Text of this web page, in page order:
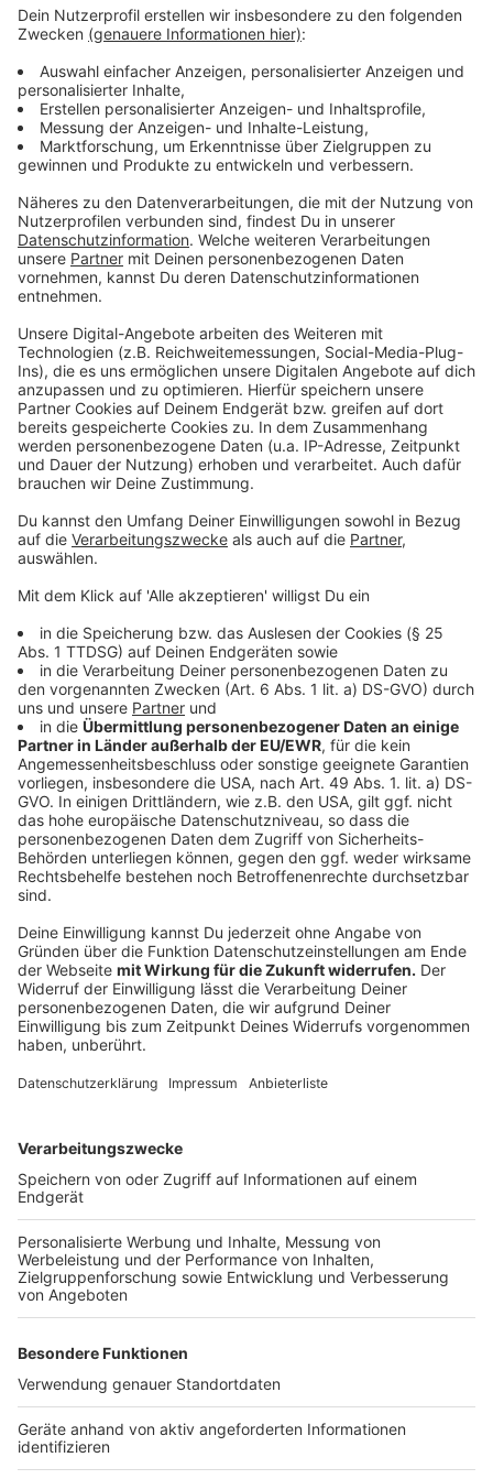
Mitgliedschaft ist oft eine Konsequenz.
professionelle Händler, die Tickets aufkaufen und
dann für deutlich mehr Geld weiterverkaufen. Das
passiert in der Regel über Plattformen wie viagogo.
Hier versucht Bayer 04, die technischen Hürden so
ganz verhindern können, aber es solle für Händler
immer schwieriger werden, damit sie möglicherweise
das Interesse verlieren.
verdächtige Muster untersucht. Das kann der Fall sein,
wenn Bestellungen auf unterschiedliche Namen
laufen, aber die gleichen Adressen oder Bankkarten
hinterlegt sind. Ein anderes Beispiel sind Tickets, die
Sekunden nach der Freigabe schon weg sind. Das kann
ein Anzeichen für Bots sein.
Wenn Bayer 04 solche Muster feststellt, werden die
betroffenen Tickets gesperrt. Man kommt mit ihnen
also am Spieltag nicht ins Stadion. In der abgelaufenen
Saison war das circa 1.000 Mal der Fall. Wie der Club
berichtet, bestätigt sich der Verdacht in den
allermeisten Fällen auch und die Tickets wurden
tatsächlich über Weiterverkaufsplattformen
erworben. Für die Käufer bleibt das ohne Folgen. Der
Club betont, dass er die Händler bestrafen will.
Anzeige
Vereinseigene Börse wird gut genutzt
Anzeige
Als legale Möglichkeit, Tickets an andere Fans
abzugeben, hat der Verein vor einigen Jahren seine
Ticketbörse ins Leben gerufen. Die wird nach eigenen
Angaben auch gut genutzt: In der abgelaufenen Saison
über die Börse von Fan zu Fan weitergegeben worden.
oder Familienmitglieder ist kein Problem.
Anzeige
Weitere Meldungen aus Leverkusen
Anzeige
Freie Trödelstände bei Neustadtfest in Leverkusen
Ranking: Leverkusen ist eine lebenswerte Stadt
Leverkusen: Maßnahmen zur Sicherheit auf dem